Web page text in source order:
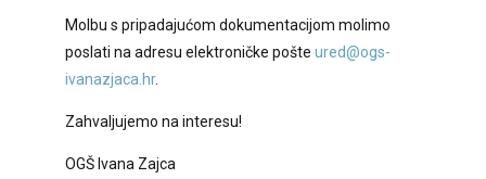
Molbu s pripadajućom dokumentacijom molimo
poslati na adresu elektroničke pošte ured@ogs-
ivanazjaca.hr.
Zahvaljujemo na interesu!
OGŠ Ivana Zajca